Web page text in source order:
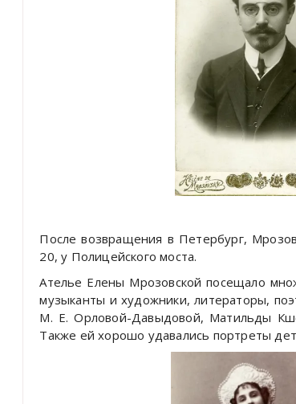
После возвращения в Петербург,
20, у Полицейского моста.
Ателье Елены Мрозовской посещало
музыканты и художники, литераторы,
М. Е. Орловой-Давыдовой, Матильды
Также ей хорошо удавались портреты